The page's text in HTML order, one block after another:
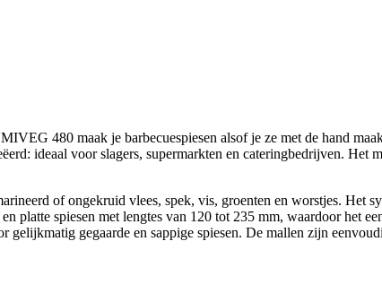
480 maak je barbecuespiesen alsof je ze met de hand
ideaal voor slagers, supermarkten en cateringbedrijven. Het
of ongekruid vlees, spek, vis, groenten en worstjes. Het
platte spiesen met lengtes van 120 tot 235 mm, waardoor het
gegaarde en sappige spiesen. De mallen zijn